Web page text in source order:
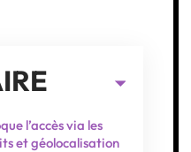
l’accès via les
et géolocalisation